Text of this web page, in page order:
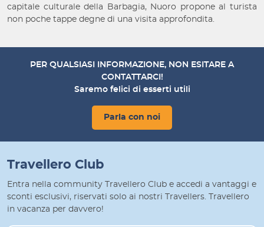
capitale culturale della Barbagia, Nuoro propone al turista
non poche tappe degne di una visita approfondita.
PER QUALSIASI INFORMAZIONE, NON ESITARE A
CONTATTARCI!
Saremo felici di esserti utili
Parla con noi
Travellero Club
Entra nella community Travellero Club e accedi a vantaggi e
sconti esclusivi, riservati solo ai nostri Travellers. Travellero
in vacanza per davvero!